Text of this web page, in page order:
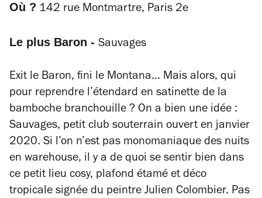
Où ? 142 rue Montmartre, Paris 2e
Le plus Baron - Sauvages
Exit le Baron, fini le Montana… Mais alors, qui
pour reprendre l’étendard en satinette de la
bamboche branchouille ? On a bien une idée :
Sauvages, petit club souterrain ouvert en janvier
2020. Si l’on n’est pas monomaniaque des nuits
en warehouse, il y a de quoi se sentir bien dans
ce petit lieu cosy, plafond étamé et déco
tropicale signée du peintre Julien Colombier. Pas